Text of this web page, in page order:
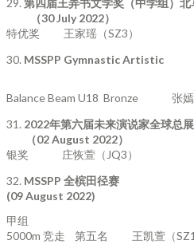
29. 第四届王弄书文学奖（中学组）
（30 July 2022）
特优奖 王家瑶（SZ3）
30. MSSPP Gymnastic Artistic
(01
Balance Beam U18 Bronze 张嫣
31. 2022年第六届未来演说家全球总展
（02 August 2022）
银奖 庄恢萱（JQ3）
32. MSSPP 全槟田径赛
(09 August 2022)
甲组
5000m 竞走 第五名 王凯萱（SZ1